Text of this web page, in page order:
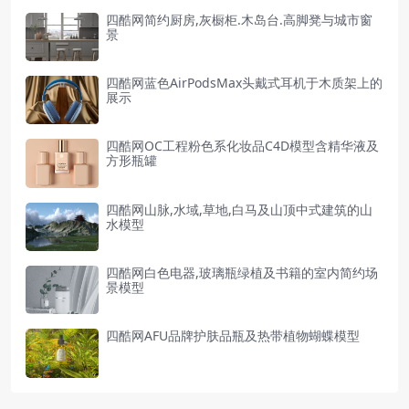
四酷网简约厨房,灰橱柜.木岛台.高脚凳与城市窗
景
四酷网蓝色AirPodsMax头戴式耳机于木质架上的
展示
四酷网OC工程粉色系化妆品C4D模型含精华液及
方形瓶罐
四酷网山脉,水域,草地,白马及山顶中式建筑的山
水模型
四酷网白色电器,玻璃瓶绿植及书籍的室内简约场
景模型
四酷网AFU品牌护肤品瓶及热带植物蝴蝶模型